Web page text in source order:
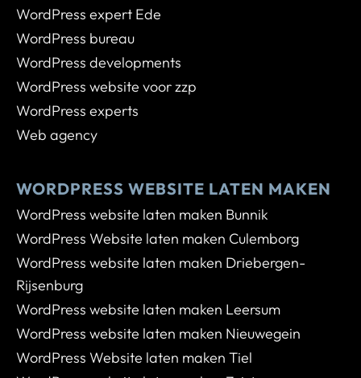
WordPress expert Ede
WordPress bureau
WordPress developments
WordPress website voor zzp
WordPress experts
Web agency
WORDPRESS WEBSITE LATEN MAKEN
WordPress website laten maken Bunnik
WordPress Website laten maken Culemborg
WordPress website laten maken Driebergen-
Rijsenburg
WordPress website laten maken Leersum
WordPress website laten maken Nieuwegein
WordPress Website laten maken Tiel